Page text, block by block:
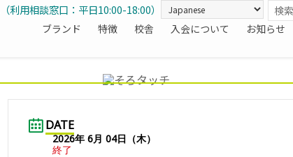
ブランド 特徴 校舎 入会について お知らせ
（利用相談窓口：平日10:00-18:00）
DATE
2026年 6月 04日（木）
終了